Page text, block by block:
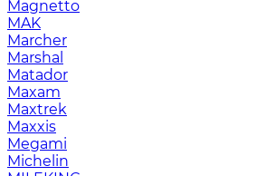
Magnetto
MAK
Marcher
Marshal
Matador
Maxam
Maxtrek
Maxxis
Megami
Michelin